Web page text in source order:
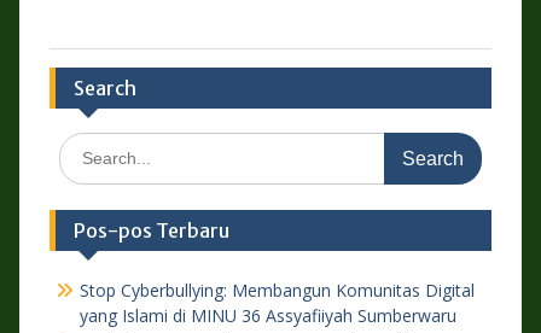
Search
Search
for:
Pos-pos Terbaru
Stop Cyberbullying: Membangun Komunitas Digital
yang Islami di MINU 36 Assyafiiyah Sumberwaru